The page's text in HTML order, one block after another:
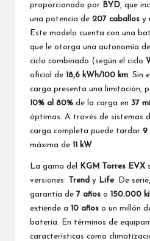
proporcionado por BYD , que
una potencia de 207 caballos y
Este modelo cuenta con una
que le otorga una autonomía
ciclo combinado (según el ciclo
oficial de 18,6 kWh/100 km . Sin
carga presenta una limitación,
10% al 80% de la carga en 37
óptimas. A través de sistemas
carga completa puede tardar 9
máxima de 11 kW
La gama del KGM Torres EVX
versiones:
Trend y Life. De
garantía de 7 años o 150.000
extiende a 10 años o un millón
batería. En términos de
características como